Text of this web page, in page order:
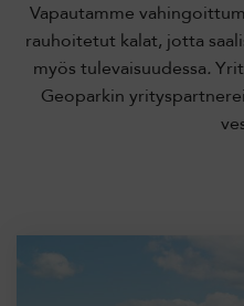
Vapautamme
rauhoitetut kalat, jotta
myös tulevaisuudessa.
Geoparkin